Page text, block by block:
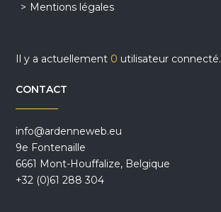
Mentions légales
Il y a actuellement 0 utilisateur connecté.
CONTACT
info@ardenneweb.eu
9e Fontenaille
6661 Mont-Houffalize, Belgique
+32 (0)61 288 304